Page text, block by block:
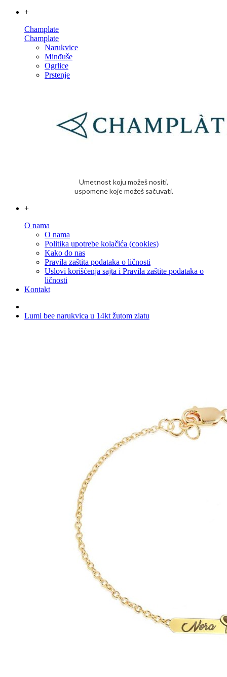
+
Champlate
Champlate
Narukvice
Minđuše
Ogrlice
Prstenje
Umetnost koju možeš nositi,
uspomene koje možeš sačuvati.
+
O nama
O nama
Politika upotrebe kolačića (cookies)
Kako do nas
Pravila zaštita podataka o ličnosti
Uslovi korišćenja sajta i Pravila zaštite podataka o
ličnosti
Kontakt
Lumi bee narukvica u 14kt žutom zlatu